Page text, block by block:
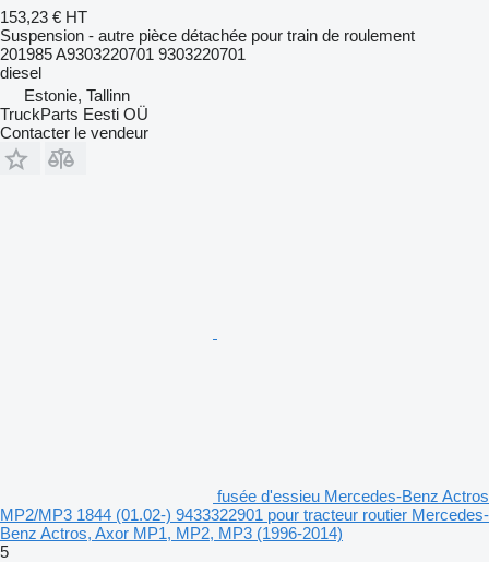
153,23 € HT
Suspension - autre pièce détachée pour train de roulement
201985 A9303220701 9303220701
diesel
Estonie, Tallinn
TruckParts Eesti OÜ
Contacter le vendeur
fusée d'essieu Mercedes-Benz Actros
MP2/MP3 1844 (01.02-) 9433322901 pour tracteur routier Mercedes-
Benz Actros, Axor MP1, MP2, MP3 (1996-2014)
5